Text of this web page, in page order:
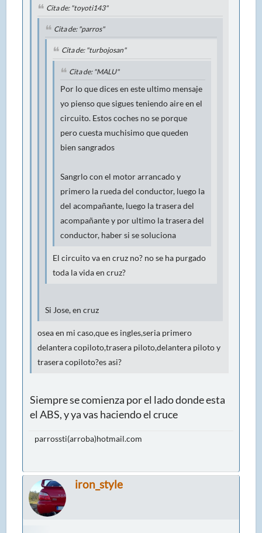
Cita de: "toyoti143"
Cita de: "parros"
Cita de: "turbojosan"
Cita de: "MALU"
Por lo que dices en este ultimo mensaje
yo pienso que sigues teniendo aire en el
circuito. Estos coches no se porque
pero cuesta muchisimo que queden
bien sangrados
Sangrlo con el motor arrancado y
primero la rueda del conductor, luego la
del acompañante, luego la trasera del
acompañante y por ultimo la trasera del
conductor, haber si se soluciona
El circuito va en cruz no? no se ha purgado
toda la vida en cruz?
Si Jose, en cruz
osea en mi caso,que es ingles,seria primero
delantera copiloto,trasera piloto,delantera piloto y
trasera copiloto?es asi?
Siempre se comienza por el lado donde esta
el ABS, y ya vas haciendo el cruce
parrossti(arroba)hotmail.com
iron_style